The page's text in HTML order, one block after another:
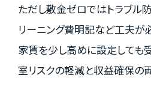
ただし敷金ゼロではトラブル
リーニング費明記など工夫が
家賃を少し高めに設定しても
室リスクの軽減と収益確保の